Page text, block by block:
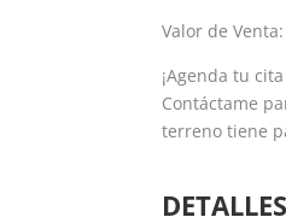
Valor de
¡Agenda tu
Contáctame
terreno tiene